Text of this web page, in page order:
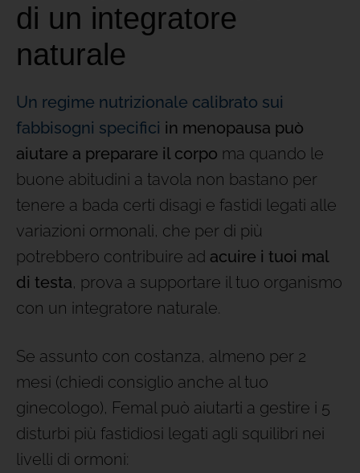
di un integratore
naturale
Un regime nutrizionale calibrato sui
fabbisogni specifici in menopausa può
aiutare a preparare il corpo ma quando le
buone abitudini a tavola non bastano per
tenere a bada certi disagi e fastidi legati alle
variazioni ormonali, che per di più
potrebbero contribuire ad acuire i tuoi mal
di testa, prova a supportare il tuo organismo
con un integratore naturale.
Se assunto con costanza, almeno per 2
mesi (chiedi consiglio anche al tuo
ginecologo), Femal può aiutarti a gestire i 5
disturbi più fastidiosi legati agli squilibri nei
livelli di ormoni: